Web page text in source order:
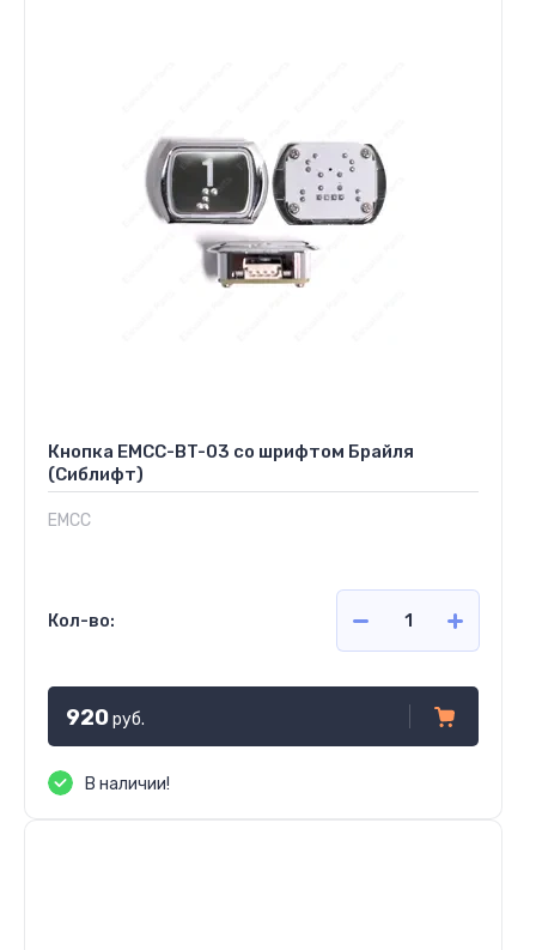
Кнопка EMCC-BT-03 со шрифтом Брайля
(Сиблифт)
EMCC
Кол-во:
920руб.
В наличии!